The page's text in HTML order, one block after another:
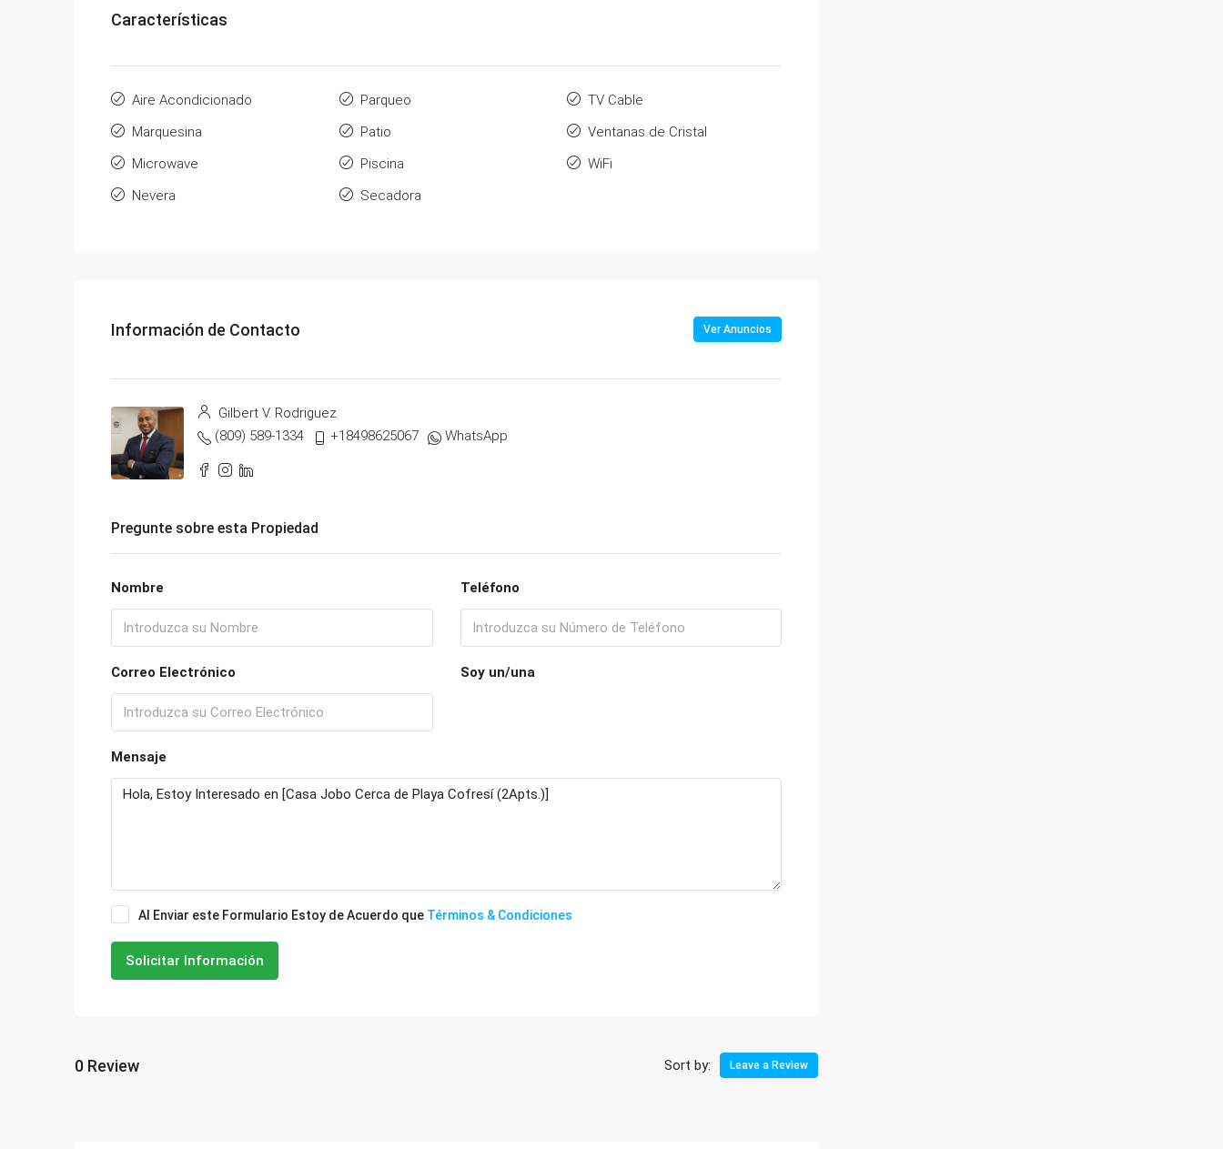
Características
Aire Acondicionado
Marquesina
Microwave
Nevera
Parqueo
Patio
Piscina
Secadora
TV Cable
Ventanas de Cristal
WiFi
Información de Contacto Ver Anuncios
Gilbert V. Rodriguez
(809) 589-1334
+18498625067 WhatsApp
Pregunte sobre esta Propiedad
Nombre Teléfono
Correo Electrónico Soy un/una
Mensaje
Al Enviar este Formulario Estoy de Acuerdo que Términos & Condiciones
Solicitar Información
0 Review Sort by: Leave a Review